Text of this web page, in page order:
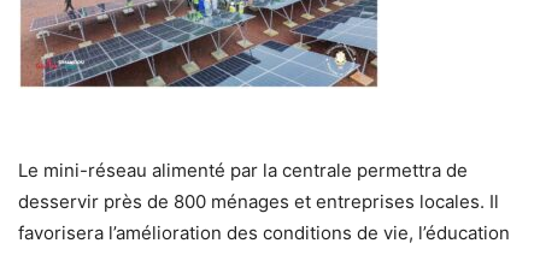
Le mini-réseau alimenté par la centrale permettra de
desservir près de 800 ménages et entreprises locales. Il
favorisera l’amélioration des conditions de vie, l’éducation